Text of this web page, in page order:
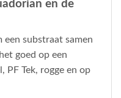
en de
een substraat samen
goed op een
PF Tek, rogge en op